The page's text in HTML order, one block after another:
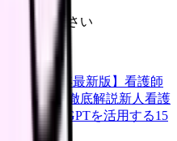
してください
【2026年最新版】 看護師
新情報を徹底解説新人看護
護師がChatGPTを活用する15